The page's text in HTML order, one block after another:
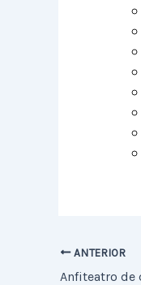
ANTERIOR
Anfiteatro de